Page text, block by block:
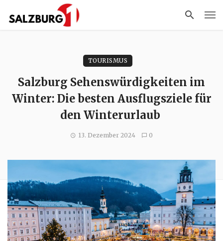
TOURISMUS
Salzburg Sehenswürdigkeiten im
Winter: Die besten Ausflugsziele für
den Winterurlaub
13. Dezember 2024 0